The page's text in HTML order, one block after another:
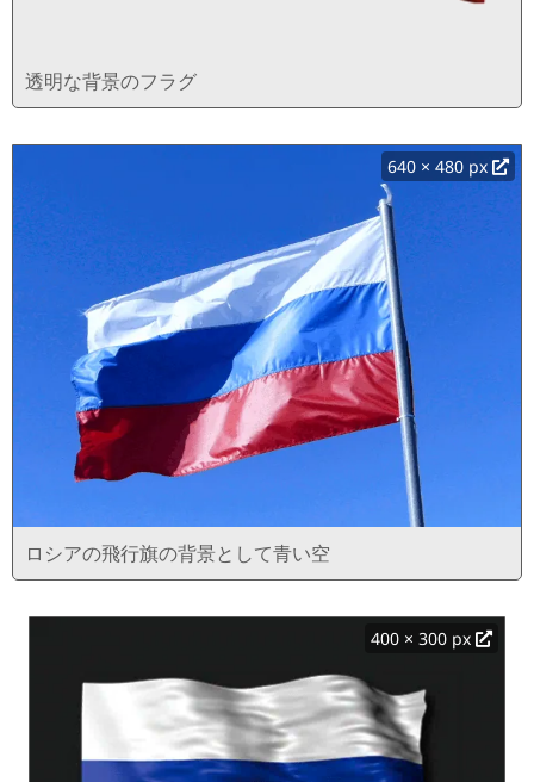
透明な背景のフラグ
640 × 480 px
ロシアの飛行旗の背景として青い空
400 × 300 px